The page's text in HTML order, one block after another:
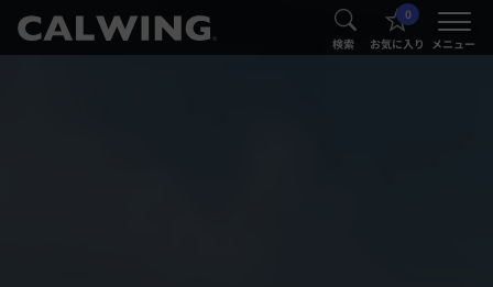
® 検索
0
お気に入り メニュー
®